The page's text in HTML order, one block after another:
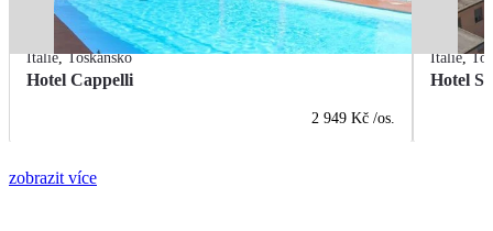
Itálie,Toskánsko
Hotel Cappelli
2 949 Kč /os.
Itálie,
Hotel
zobrazit více